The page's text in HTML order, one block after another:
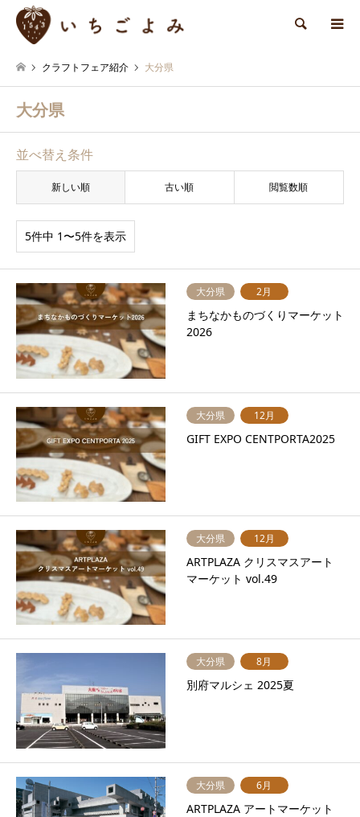
検索
クラフトフェア紹介 大分県
大分県
並べ替え条件
新しい順 古い順 閲覧数順
5件中 1〜5件を表示
大分県 2月
まちなかものづくりマーケット
2026
大分県 12月
GIFT EXPO CENTPORTA2025
大分県 12月
ARTPLAZA クリスマスアート
マーケット vol.49
大分県 8月
別府マルシェ 2025夏
大分県 6月
ARTPLAZA アートマーケット